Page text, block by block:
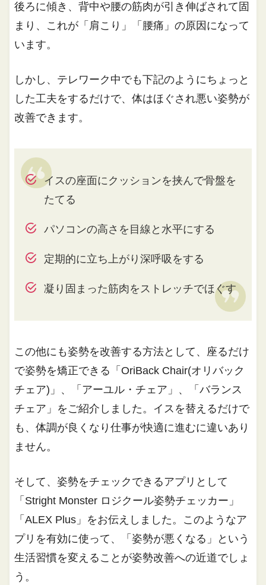
後ろに傾き、背中や腰の筋肉が引き伸ばされて固
まり、これが「肩こり」「腰痛」の原因になって
います。
しかし、テレワーク中でも下記のようにちょっと
した工夫をするだけで、体はほぐされ悪い姿勢が
改善できます。
イスの座面にクッションを挟んで骨盤を
たてる
パソコンの高さを目線と水平にする
定期的に立ち上がり深呼吸をする
凝り固まった筋肉をストレッチでほぐす
この他にも姿勢を改善する方法として、座るだけ
で姿勢を矯正できる「OriBack Chair(オリバック
チェア)」、「アーユル・チェア」、「バランス
チェア」をご紹介しました。イスを替えるだけで
も、体調が良くなり仕事が快適に進むに違いあり
ません。
そして、姿勢をチェックできるアプリとして
「Stright Monster ロジクール姿勢チェッカー」
「ALEX Plus」をお伝えしました。このようなア
プリを有効に使って、「姿勢が悪くなる」という
生活習慣を変えることが姿勢改善への近道でしょ
う。